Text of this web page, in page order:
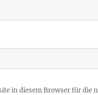
in diesem Browser für die